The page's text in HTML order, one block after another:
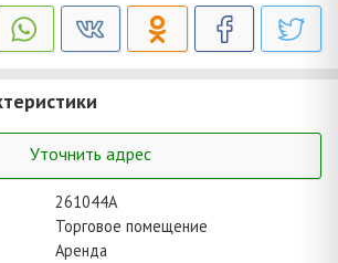
Уточнить адрес
261044A
Торговое помещение
Аренда